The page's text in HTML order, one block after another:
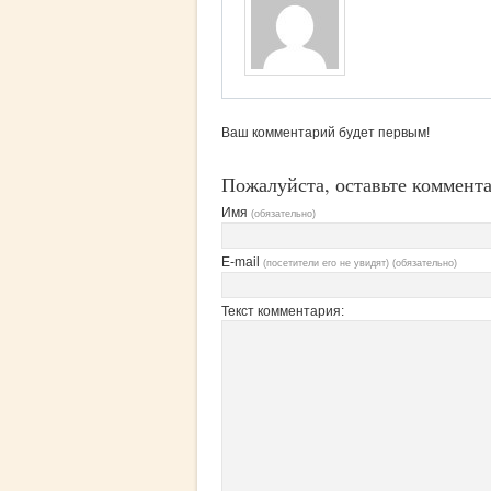
Ваш комментарий будет первым!
Пожалуйста, оставьте
Имя (обязательно)
E-mail (посетители его не увидят) (обязательно)
Текст комментария: